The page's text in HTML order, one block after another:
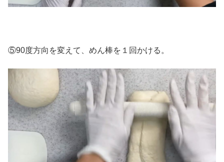
⑤90度方向を変えて、めん棒を１回かける。